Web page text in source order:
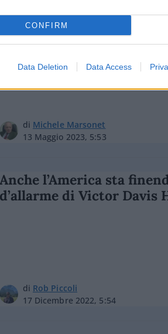
CONFIRM
Data Deletion Data Access
declino dell’influenza
Africa e Medio Oriente
di Michele Marsonet
13 Maggio 2023, 5:53
Anche l’America sta
d’allarme di Victor Davis
di Rob Piccoli
17 Dicembre 2022, 5:54